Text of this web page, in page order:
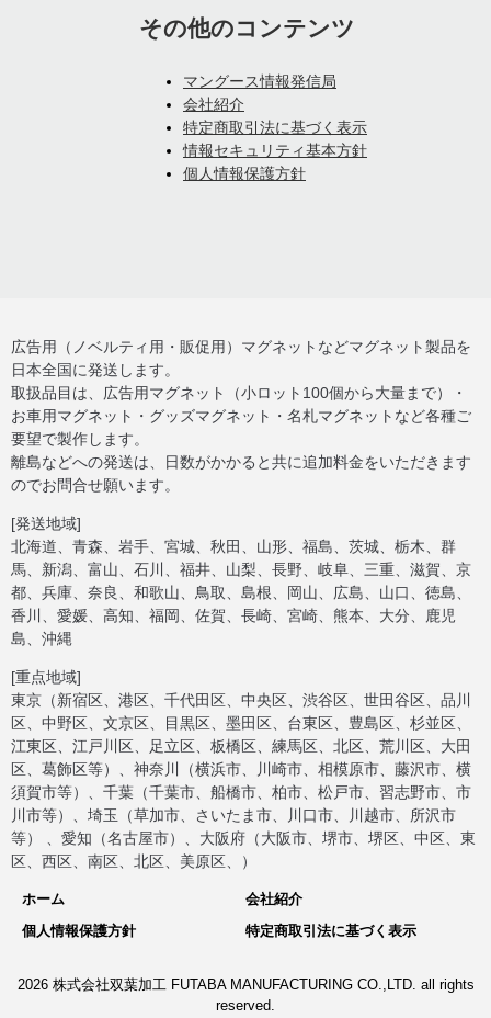
その他のコンテンツ
マングース情報発信局
会社紹介
特定商取引法に基づく表示
情報セキュリティ基本方針
個人情報保護方針
広告用（ノベルティ用・販促用）マグネットなどマグネット製品を
日本全国に発送します。
取扱品目は、広告用マグネット（小ロット100個から大量まで）・
お車用マグネット・グッズマグネット・名札マグネットなど各種ご
要望で製作します。
離島などへの発送は、日数がかかると共に追加料金をいただきます
のでお問合せ願います。
[発送地域]
北海道、青森、岩手、宮城、秋田、山形、福島、茨城、栃木、群
馬、新潟、富山、石川、福井、山梨、長野、岐阜、三重、滋賀、京
都、兵庫、奈良、和歌山、鳥取、島根、岡山、広島、山口、徳島、
香川、愛媛、高知、福岡、佐賀、長崎、宮崎、熊本、大分、鹿児
島、沖縄
[重点地域]
東京（新宿区、港区、千代田区、中央区、渋谷区、世田谷区、品川
区、中野区、文京区、目黒区、墨田区、台東区、豊島区、杉並区、
江東区、江戸川区、足立区、板橋区、練馬区、北区、荒川区、大田
区、葛飾区等）、神奈川（横浜市、川崎市、相模原市、藤沢市、横
須賀市等）、千葉（千葉市、船橋市、柏市、松戸市、習志野市、市
川市等）、埼玉（草加市、さいたま市、川口市、川越市、所沢市
等） 、愛知（名古屋市）、大阪府（大阪市、堺市、堺区、中区、東
区、西区、南区、北区、美原区、）
ホーム
会社紹介
個人情報保護方針
特定商取引法に基づく表示
2026 株式会社双葉加工 FUTABA MANUFACTURING CO.,LTD. all rights
reserved.